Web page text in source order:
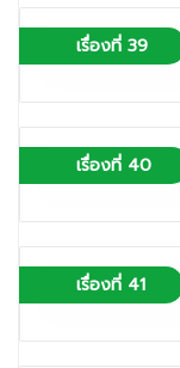
เรื่องที่ 39
เรื่องที่ 40
เรื่องที่ 41